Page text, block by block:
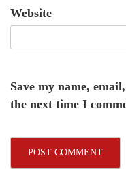
Website
Save my name,
the next time I